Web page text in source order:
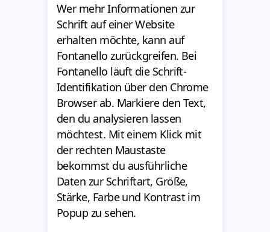
Wer mehr Informationen zur
Schrift auf einer Website
erhalten möchte, kann auf
Fontanello zurückgreifen. Bei
Fontanello läuft die Schrift-
Identifikation über den Chrome
Browser ab. Markiere den Text,
den du analysieren lassen
möchtest. Mit einem Klick mit
der rechten Maustaste
bekommst du ausführliche
Daten zur Schriftart, Größe,
Stärke, Farbe und Kontrast im
Popup zu sehen.